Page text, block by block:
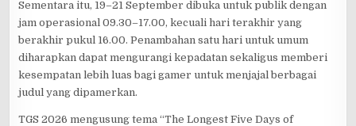
Sementara itu, 19–21 September dibuka untuk publik dengan
jam operasional 09.30–17.00, kecuali hari terakhir yang
berakhir pukul 16.00. Penambahan satu hari untuk umum
diharapkan dapat mengurangi kepadatan sekaligus memberi
kesempatan lebih luas bagi gamer untuk menjajal berbagai
judul yang dipamerkan.
TGS 2026 mengusung tema “The Longest Five Days of